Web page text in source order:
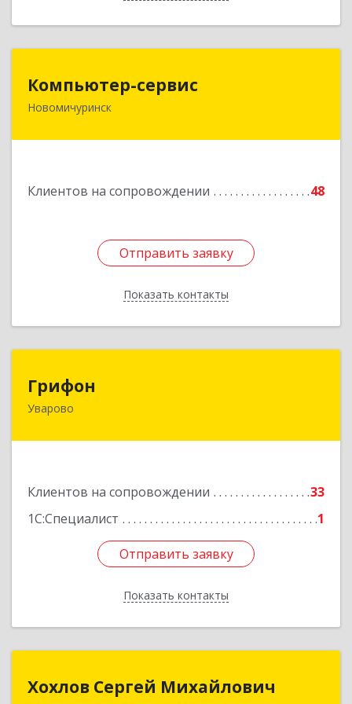
Компьютер-сервис
Новомичуринск
Клиентов на сопровождении 48
Отправить заявку
Показать контакты
391160, Рязанская обл, Пронский р-н,
Подробнее
Отправить заявку
Назад
Грифон
Уварово
Клиентов на сопровождении
33
1С:Специалист
1
Отправить заявку
Показать контакты
393461, Тамбовская обл, Уварово г, Южная ул,
Отправить заявку
Назад
Хохлов Сергей Михайлович
Хохлов Сергей Михайлович